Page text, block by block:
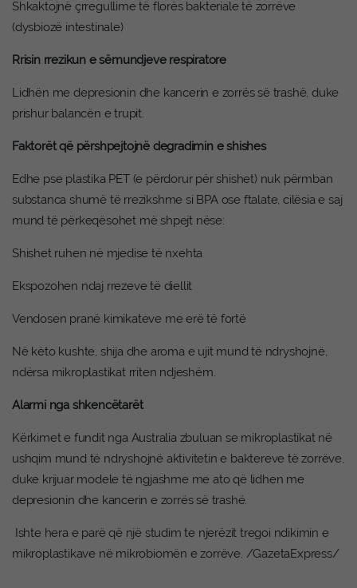
Shkaktojnë çrregullime të florës bakteriale të zorrëve
(dysbiozë intestinale)
Rrisin rrezikun e sëmundjeve respiratore
Lidhën me depresionin dhe kancerin e zorrës së trashë, duke
prishur balancën e trupit.
Faktorët që përshpejtojnë degradimin e shishes
Edhe pse plastika PET (e përdorur për shishet) nuk përmban
substanca shumë të rrezikshme si BPA ose ftalate, cilësia e saj
mund të përkeqësohet më shpejt nëse:
Shishet ruhen në mjedise të nxehta
Ekspozohen ndaj rrezeve të diellit
Vendosen pranë kimikateve me erë të fortë
Në këto kushte, shija dhe aroma e ujit mund të ndryshojnë,
ndërsa mikroplastikat rriten ndjeshëm.
Alarmi nga shkencëtarët
Kërkimet e fundit nga Australia zbuluan se mikroplastikat në
ushqim mund të ndryshojnë aktivitetin e baktereve të zorrëve,
duke krijuar modele të ngjashme me ato që lidhen me
depresionin dhe kancerin e zorrës së trashë.
Ishte hera e parë që një studim te njerëzit tregoi ndikimin e
mikroplastikave në mikrobiomën e zorrëve. /GazetaExpress/